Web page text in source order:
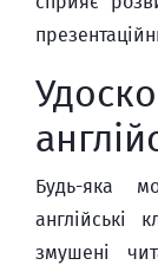
Будь-яка
англійські
змушені